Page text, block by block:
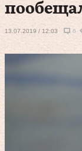
13.07.2019 / 12:03 6